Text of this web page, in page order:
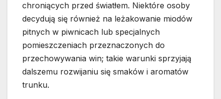
chroniących przed światłem. Niektóre osoby
decydują się również na leżakowanie miodów
pitnych w piwnicach lub specjalnych
pomieszczeniach przeznaczonych do
przechowywania win; takie warunki sprzyjają
dalszemu rozwijaniu się smaków i aromatów
trunku.